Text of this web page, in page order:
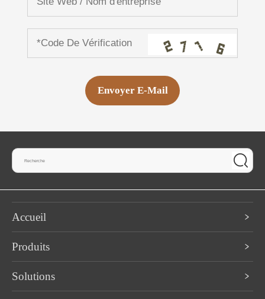
Envoyer E-Mail
Accueil
Produits
Solutions